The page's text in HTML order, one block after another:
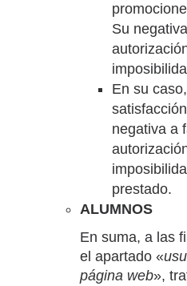
Su
En su
negativa a
prestado.
ALUMNOS
En suma, a las
el apartado «
página web»,